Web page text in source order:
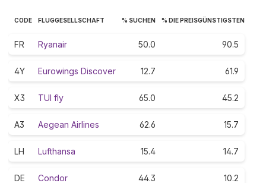
CODE FLUGGESELLSCHAFT % SUCHEN % DIE PREISGÜNSTIGSTEN
FR Ryanair 50.0 90.5
4Y Eurowings Discover 12.7 61.9
X3 TUI fly 65.0 45.2
A3 Aegean Airlines 62.6 15.7
LH Lufthansa 15.4 14.7
DE Condor 44.3 10.2